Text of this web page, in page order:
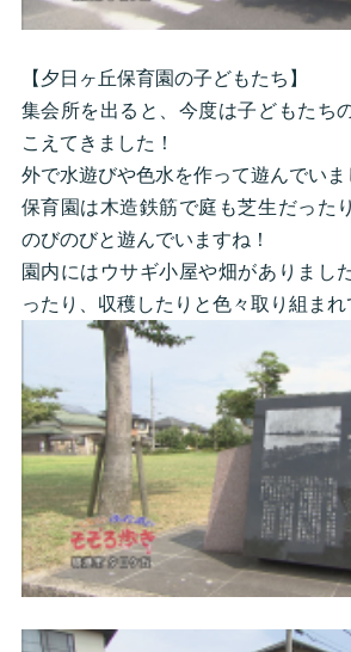
【夕日ヶ丘保育園の子どもたち】
集会所を出ると、今度は子どもたち
こえてきました！
外で水遊びや色水を作って遊んでいま
保育園は木造鉄筋で庭も芝生だった
のびのびと遊んでいますね！
園内にはウサギ小屋や畑がありまし
ったり、収穫したりと色々取り組まれ